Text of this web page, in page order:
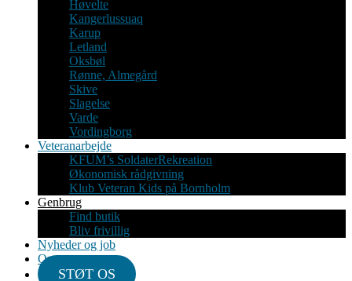
Høvelte
Kangerlussuaq
Karup
Letland
Oksbøl
Rønne, Almegård
Skive
Slagelse
Varde
Vordingborg
Veteranarbejde
KFUM’s SoldaterRekreation
Økonomisk rådgivning
Klub Veteran Kids på Bornholm
Genbrug
Find butik
Bliv frivillig
Nyheder og job
Om
STØT OS